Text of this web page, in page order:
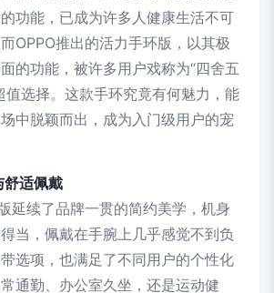
功能，已成为许多人健康生活不可
OPPO推出的活力手环版，以其极
的功能，被许多用户戏称为“四舍五
值选择。这款手环究竟有何魅力，能
中脱颖而出，成为入门级用户的宠
舒适佩戴
延续了品牌一贯的简约美学，机身
当，佩戴在手腕上几乎感觉不到负
选项，也满足了不同用户的个性化
通勤、办公室久坐，还是运动健